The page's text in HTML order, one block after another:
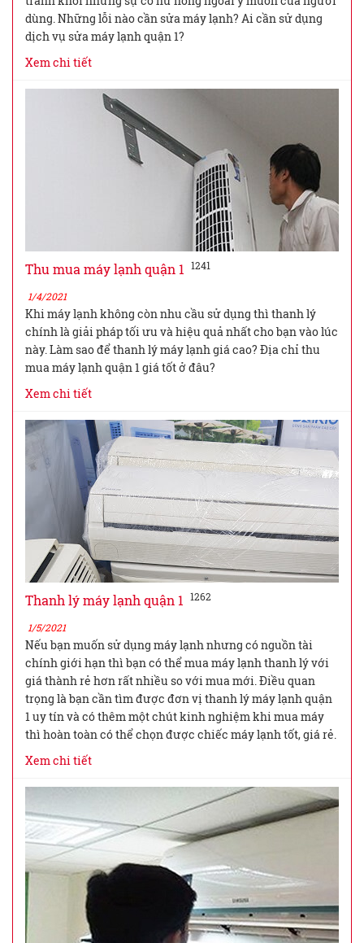
dùng. Những lỗi nào cần sửa máy lạnh? Ai cần sử dụng
dịch vụ sửa máy lạnh quận 1?
Xem chi tiết
Thu mua máy lạnh quận 1 1241
1/4/2021
Khi máy lạnh không còn nhu cầu sử dụng thì thanh lý
chính là giải pháp tối ưu và hiệu quả nhất cho bạn vào lúc
này. Làm sao để thanh lý máy lạnh giá cao? Địa chỉ thu
mua máy lạnh quận 1 giá tốt ở đâu?
Xem chi tiết
Thanh lý máy lạnh quận 1 1262
1/5/2021
Nếu bạn muốn sử dụng máy lạnh nhưng có nguồn tài
chính giới hạn thì bạn có thể mua máy lạnh thanh lý với
giá thành rẻ hơn rất nhiều so với mua mới. Điều quan
trọng là bạn cần tìm được đơn vị thanh lý máy lạnh quận
1 uy tín và có thêm một chút kinh nghiệm khi mua máy
thì hoàn toàn có thể chọn được chiếc máy lạnh tốt, giá rẻ.
Xem chi tiết